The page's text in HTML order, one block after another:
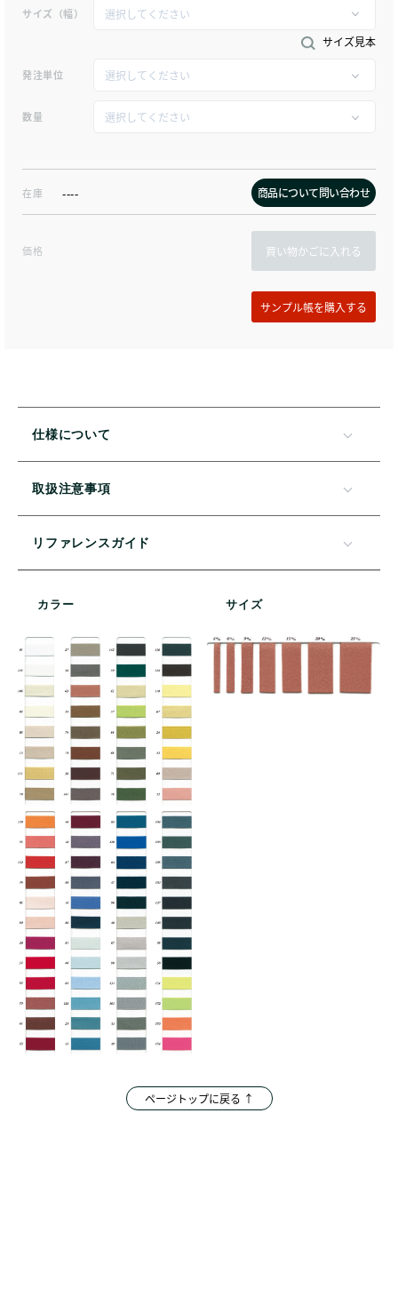
サイズ（幅）
サイズ見本
発注単位
数量
在庫 ---- 商品について問い合わせ
価格 買い物かごに入れる
仕様について
取扱注意事項
リファレンスガイド
カラー サイズ
ページトップに戻る ↑